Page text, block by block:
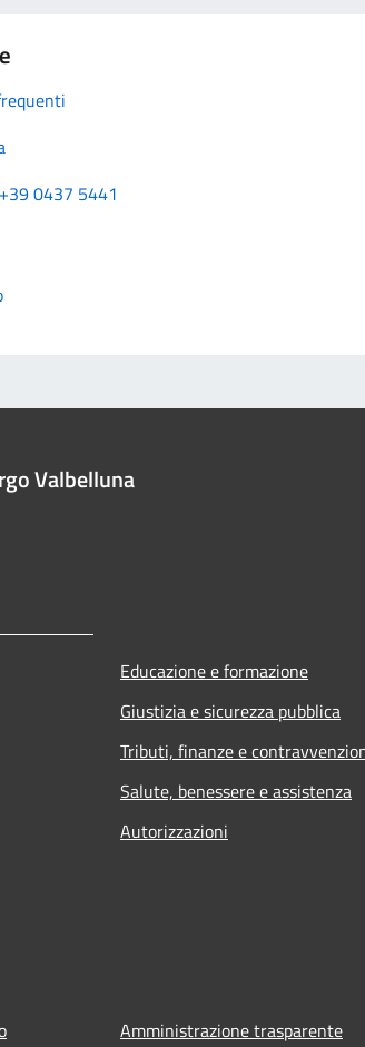
0437 5441
Valbelluna
Educazione e formazione
Giustizia e sicurezza pubblica
Tributi, finanze e
Salute, benessere e assistenza
Autorizzazioni
Amministrazione trasparente